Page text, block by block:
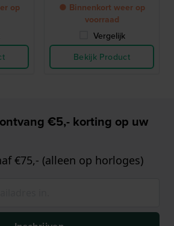
op
● Binnenkort weer op
voorraad
Vergelijk
Bekijk Product
€5,- korting op uw
€75,- (alleen op horloges)